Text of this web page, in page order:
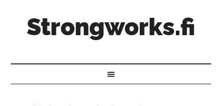
Strongworks.fi